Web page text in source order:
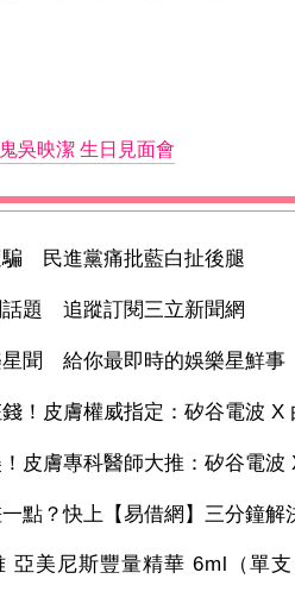
吳映潔 生日見面會
騙 民進黨痛批藍白扯後腿
話題 追蹤訂閱三立新聞網
星聞 給你最即時的娛樂星鮮事
！皮膚權威指定：矽谷電波 X
皮膚專科醫師大推：矽谷電波
點？快上【易借網】三分鐘解
亞美尼斯豐量精華 6ml（單支